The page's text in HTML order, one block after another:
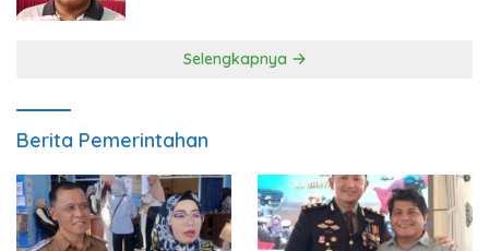
Selengkapnya
Berita Pemerintahan